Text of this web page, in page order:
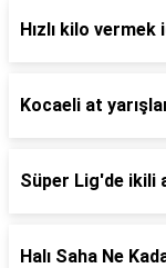
Hızlı kilo vermek
Kocaeli at
Süper Lig'de ikili
Halı Saha Ne